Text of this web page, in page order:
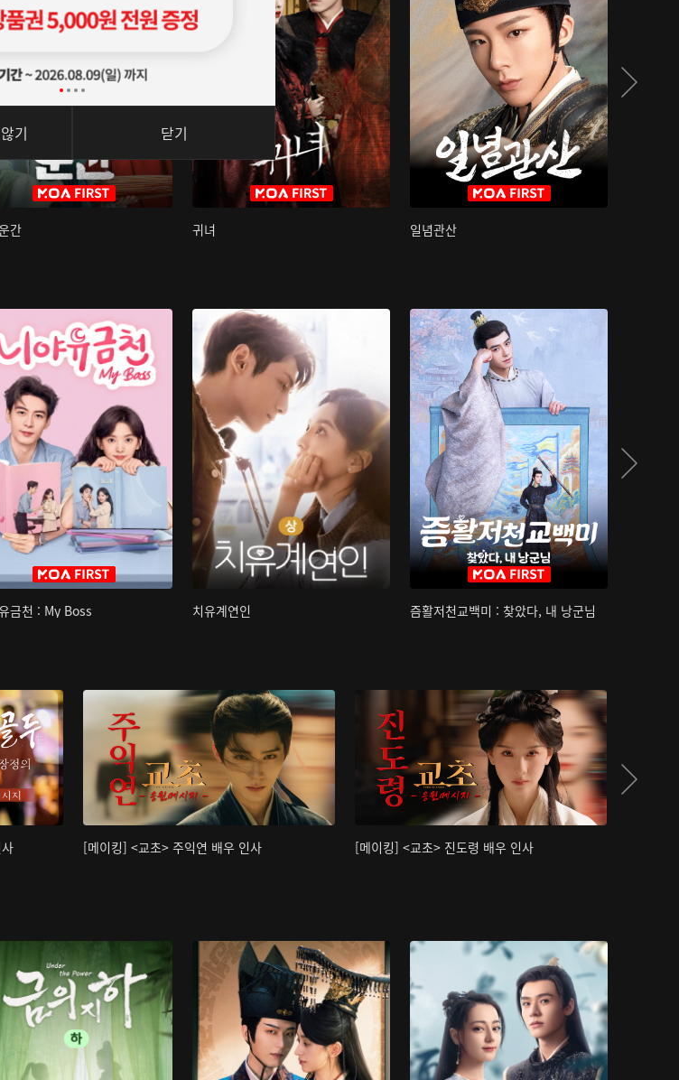
간 귀녀 일념관산
금천 : My Boss 치유계연인 즘활저천교백미 : 찾았다, 내 낭군님
[메이킹] <교초> 주익연 배우 인사 [메이킹] <교초> 진도령 배우 인사
기 닫기